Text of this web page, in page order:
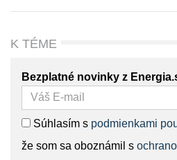
K TÉME
Bezplatné novinky z
Súhlasím s podmienkami
že som sa oboznámil s